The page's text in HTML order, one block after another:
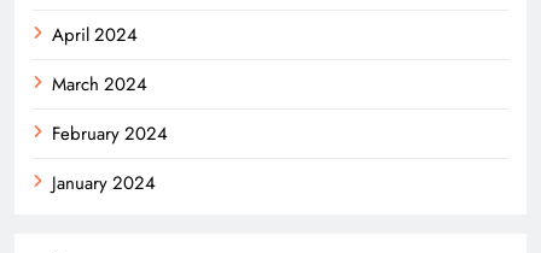
April 2024
March 2024
February 2024
January 2024